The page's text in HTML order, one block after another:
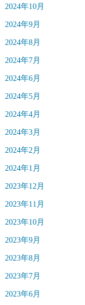
2024年10月
2024年9月
2024年8月
2024年7月
2024年6月
2024年5月
2024年4月
2024年3月
2024年2月
2024年1月
2023年12月
2023年11月
2023年10月
2023年9月
2023年8月
2023年7月
2023年6月